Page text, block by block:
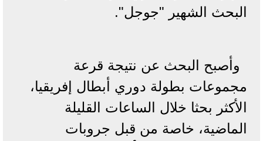
البحث الشهير "جوجل".
وأصبح البحث عن نتيجة قرعة
مجموعات بطولة دوري أبطال إفريقيا،
الأكثر بحثا خلال الساعات القليلة
الماضية، خاصة من قبل جروبات